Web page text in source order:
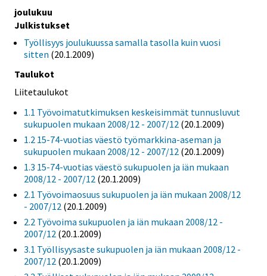
joulukuu
Julkistukset
Työllisyys joulukuussa samalla tasolla kuin vuosi
sitten (20.1.2009)
Taulukot
Liitetaulukot
1.1 Työvoimatutkimuksen keskeisimmät tunnusluvut
sukupuolen mukaan 2008/12 - 2007/12 (20.1.2009)
1.2 15-74-vuotias väestö työmarkkina-aseman ja
sukupuolen mukaan 2008/12 - 2007/12 (20.1.2009)
1.3 15-74-vuotias väestö sukupuolen ja iän mukaan
2008/12 - 2007/12 (20.1.2009)
2.1 Työvoimaosuus sukupuolen ja iän mukaan 2008/12
- 2007/12 (20.1.2009)
2.2 Työvoima sukupuolen ja iän mukaan 2008/12 -
2007/12 (20.1.2009)
3.1 Työllisyysaste sukupuolen ja iän mukaan 2008/12 -
2007/12 (20.1.2009)